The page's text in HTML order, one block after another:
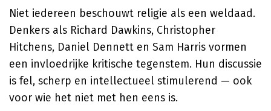
Niet iedereen beschouwt religie als een weldaad.
Denkers als Richard Dawkins, Christopher
Hitchens, Daniel Dennett en Sam Harris vormen
een invloedrijke kritische tegenstem. Hun discussie
is fel, scherp en intellectueel stimulerend — ook
voor wie het niet met hen eens is.